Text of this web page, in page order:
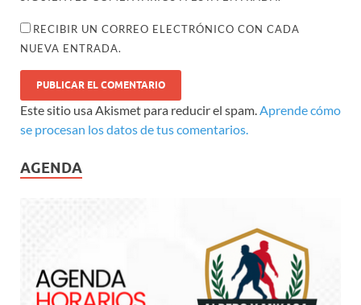
RECIBIR UN CORREO ELECTRÓNICO CON CADA
NUEVA ENTRADA.
Este sitio usa Akismet para reducir el spam.Aprende cómo
se procesan los datos de tus comentarios.
AGENDA